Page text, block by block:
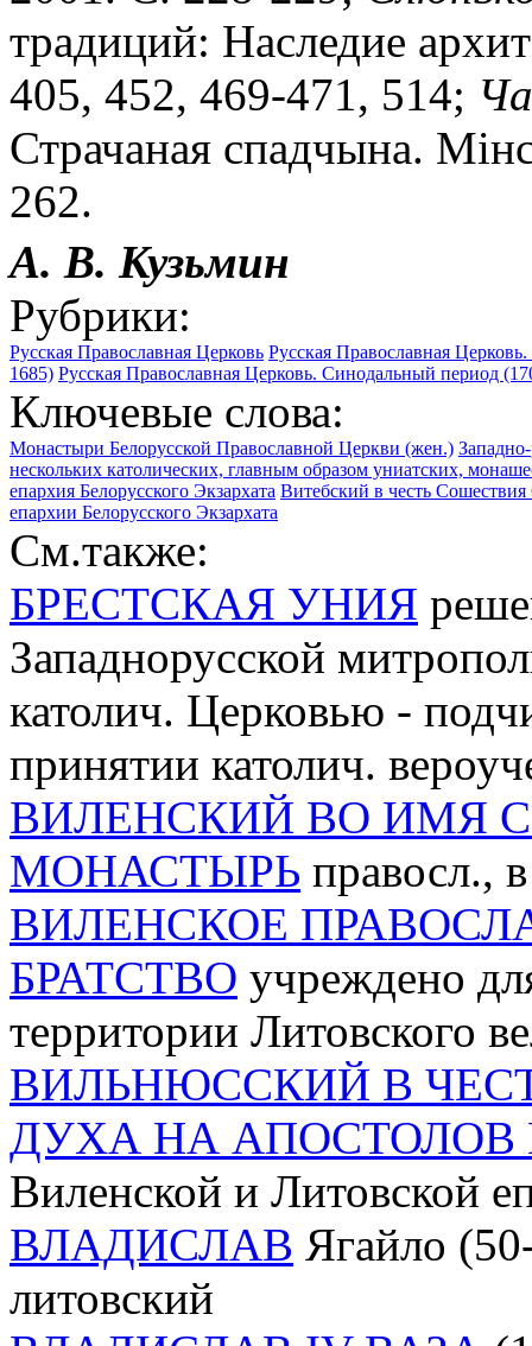
традиций: Наследие
405, 452, 469-471, 514;
Страчаная спадчына.
262.
А. В. Кузьмин
Рубрики:
Русская Православная Церковь Русская Православная
1685) Русская Православная Церковь. Синодальный период
Ключевые слова:
Монастыри Белорусской Православной Церкви (жен.)
нескольких католических, главным образом униатских,
епархия Белорусского Экзархата Витебский в честь
епархии Белорусского Экзархата
См.также:
БРЕСТСКАЯ УНИЯ
Западнорусской
католич. Церковью -
принятии католич.
ВИЛЕНСКИЙ ВО ИМЯ
МОНАСТЫРЬ правосл.,
ВИЛЕНСКОЕ
БРАТСТВО учреждено
территории Литовского
ВИЛЬНЮССКИЙ В
ДУХА НА
Виленской и Литовской
ВЛАДИСЛАВ Ягайло
литовский